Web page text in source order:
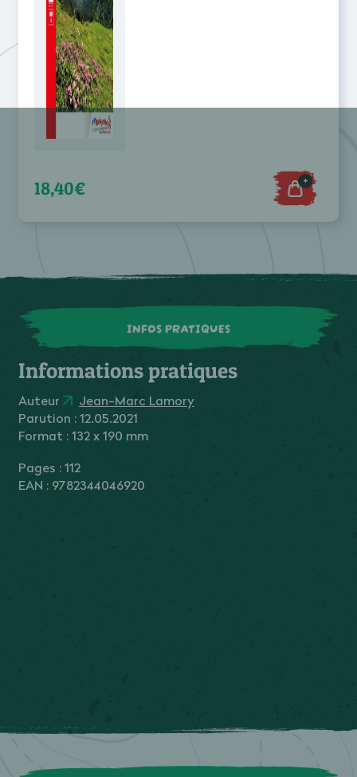
18,40€ +
INFOS PRATIQUES
Informations pratiques
Auteur
Jean-Marc Lamory
Parution :12.05.2021
Format : 132 x 190 mm
Pages : 112
EAN : 9782344046920